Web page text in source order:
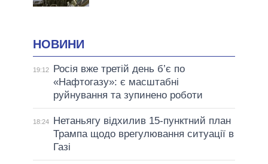
НОВИНИ
19:12
Росія вже третій день б’є по
«Нафтогазу»: є масштабні
руйнування та зупинено роботи
18:24
Нетаньягу відхилив 15-пунктний план
Трампа щодо врегулювання ситуації в
Газі